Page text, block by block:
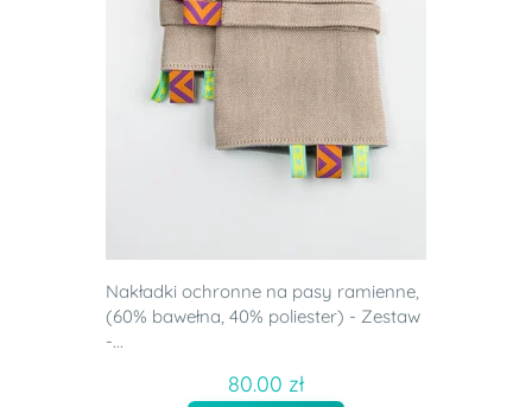
Nakładki ochronne na pasy ramienne,
(60% bawełna, 40% poliester) - Zestaw
-...
80.00 zł